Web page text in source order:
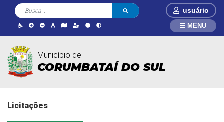
usuário
Município de
CORUMBATAÍ DO SUL
MENU
Licitações